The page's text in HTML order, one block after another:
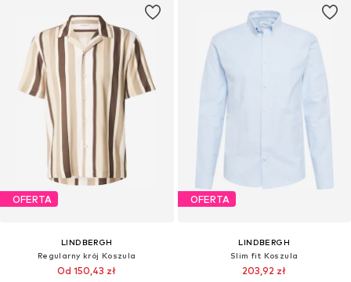
OFERTA
LINDBERGH
Regularny krój Koszula
Od 150,43 zł
OFERTA
LINDBERGH
Slim fit Koszula
203,92 zł